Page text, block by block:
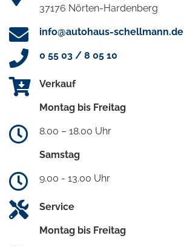
37176 Nörten-Hardenberg
info@autohaus-schellmann.de
0 55 03 / 8 05 10
Verkauf
Montag bis Freitag
8.00 – 18.00 Uhr
Samstag
9.00 - 13.00 Uhr
Service
Montag bis Freitag